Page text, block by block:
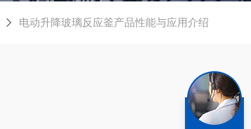
电动升降玻璃反应釜产品性能与应用介绍